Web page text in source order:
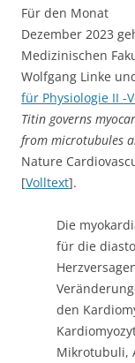
Für den Monat
Dezember 2023
Medizinischen
Wolfgang Linke
für Physiologie II -
Titin governs
from microtubules
Nature
[Volltext].
Die
für die
den
Mikrotubuli,